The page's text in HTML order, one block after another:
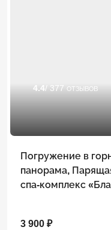
4.4/ 377 отзывов
Погружение в
панорама,
спа-комплекс
3 900 ₽